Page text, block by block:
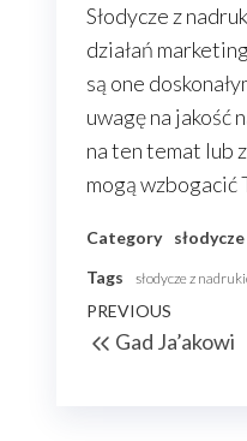
Słodycze z
działań
są one
uwagę na jakość
na ten temat lub
mogą
Category
Tags
słodycze z
Nawigacja
wpisu
Previous
Post
PREVIOUS
Gad Ja’akowi